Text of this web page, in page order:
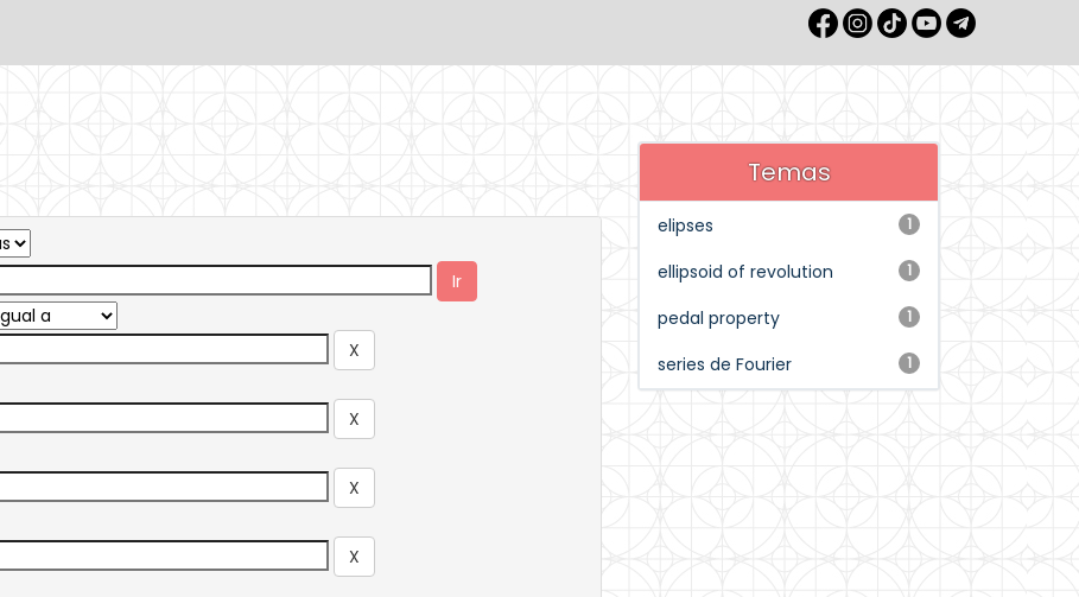
Temas
1
elipses
1
ellipsoid of revolution
1
pedal property
1
series de Fourier